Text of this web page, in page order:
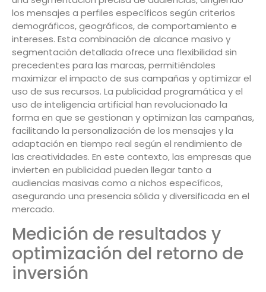
los mensajes a perfiles específicos según criterios
demográficos, geográficos, de comportamiento e
intereses. Esta combinación de alcance masivo y
segmentación detallada ofrece una flexibilidad sin
precedentes para las marcas, permitiéndoles
maximizar el impacto de sus campañas y optimizar el
uso de sus recursos. La publicidad programática y el
uso de inteligencia artificial han revolucionado la
forma en que se gestionan y optimizan las campañas,
facilitando la personalización de los mensajes y la
adaptación en tiempo real según el rendimiento de
las creatividades. En este contexto, las empresas que
invierten en publicidad pueden llegar tanto a
audiencias masivas como a nichos específicos,
asegurando una presencia sólida y diversificada en el
mercado.
Medición de resultados y
optimización del retorno de
inversión